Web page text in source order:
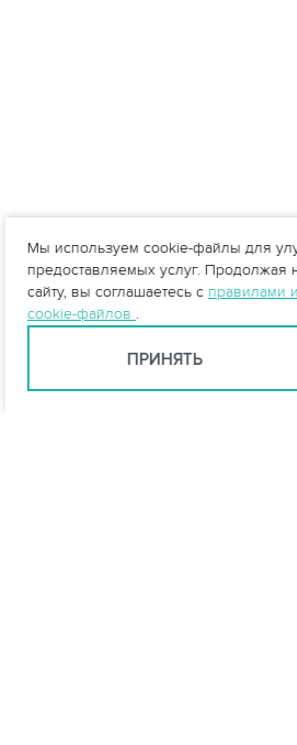
Мы используем cookie-файлы для
предоставляемых услуг. Продолжая
сайту, вы соглашаетесь с правилами
cookie-файлов .
ПРИНЯТЬ